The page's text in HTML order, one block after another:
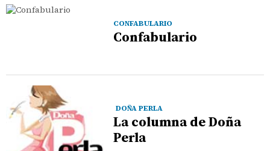
CONFABULARIO
Confabulario
DOÑA PERLA
La columna de Doña
Perla